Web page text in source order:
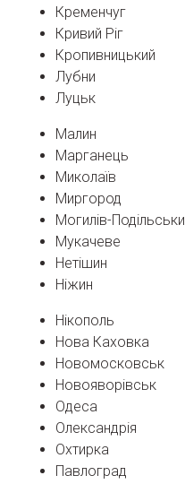
Кременчуг
Кривий Ріг
Кропивницький
Лубни
Луцьк
Малин
Марганець
Миколаїв
Миргород
Могилів-Подільськи
Мукачеве
Нетішин
Ніжин
Нікополь
Нова Каховка
Новомосковськ
Новояворівськ
Одеса
Олександрія
Охтирка
Павлоград